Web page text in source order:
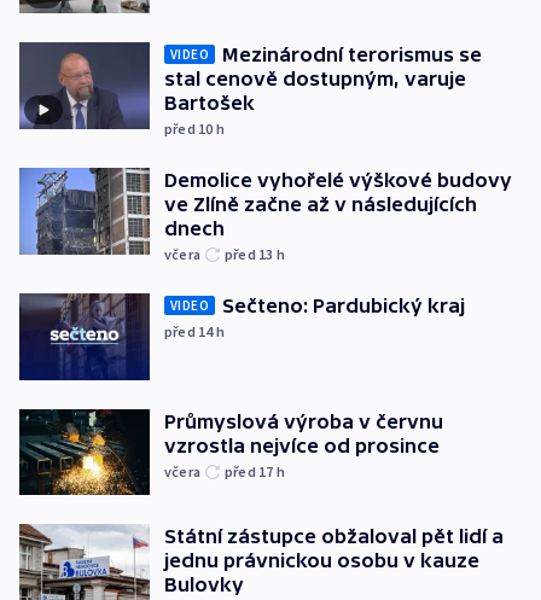
VIDEO
Mezinárodní terorismus se
stal cenově dostupným, varuje
Bartošek
před 10 h
Demolice vyhořelé výškové budovy
ve Zlíně začne až v následujících
dnech
včera před 13 h
VIDEO Sečteno: Pardubický kraj
před 14h
Průmyslová výroba v červnu
vzrostla nejvíce od prosince
včera před 17 h
Státní zástupce obžaloval pět lidí a
jednu právnickou osobu v kauze
Bulovky